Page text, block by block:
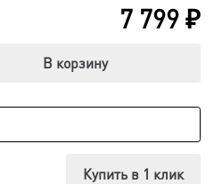
7 799₽
В корзину
Купить в 1 клик